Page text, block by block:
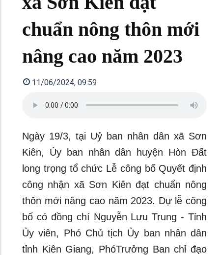
chuẩn nông thôn mới
nâng cao năm 2023
11/06/2024, 09:59
Ngày 19/3, tại Uỷ ban nhân dân xã Sơn
Kiên, Ủy ban nhân dân huyện Hòn Đất
long trọng tổ chức Lễ công bố Quyết định
công nhận xã Sơn Kiên đạt chuẩn nông
thôn mới nâng cao năm 2023. Dự lễ công
bố có đồng chí Nguyễn Lưu Trung - Tỉnh
Ủy viên, Phó Chủ tịch Ủy ban nhân dân
tỉnh Kiên Giang, PhóTrưởng Ban chỉ đạo